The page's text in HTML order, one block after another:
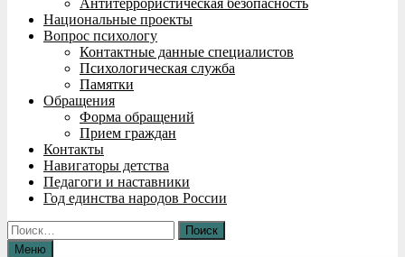
Антитеррористическая безопасность
Национальные проекты
Вопрос психологу
Контактные данные специалистов
Психологическая служба
Памятки
Обращения
Форма обращений
Прием граждан
Контакты
Навигаторы детства
Педагоги и наставники
Год единства народов России
Найти:
Меню